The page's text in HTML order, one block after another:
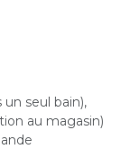
seul bain),
au magasin)